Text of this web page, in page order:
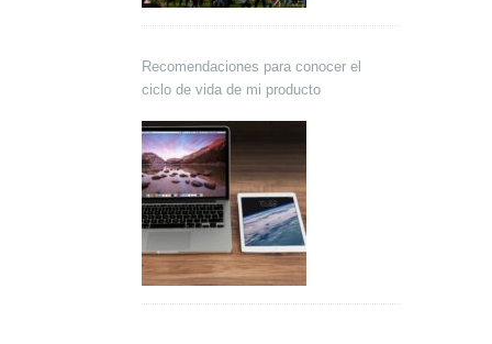
Recomendaciones para conocer el
ciclo de vida de mi producto